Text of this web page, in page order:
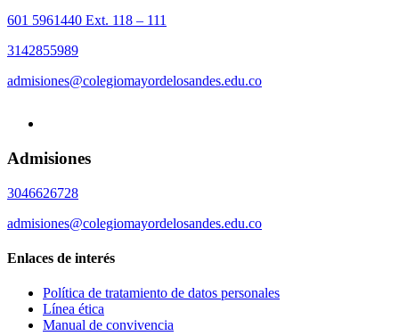
601 5961440 Ext. 118 – 111
3142855989
admisiones@colegiomayordelosandes.edu.co
Admisiones
3046626728
admisiones@colegiomayordelosandes.edu.co
Enlaces de interés
Política de tratamiento de datos personales
Línea ética
Manual de convivencia